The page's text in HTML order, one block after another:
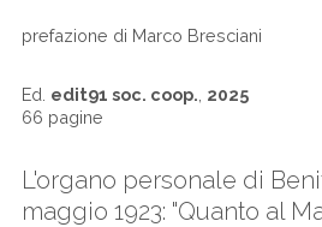
prefazione di Marco Bresciani
Ed. edit91 soc. coop. 2025
66 pagine
L'organo personale di
maggio 1923: "Quanto al